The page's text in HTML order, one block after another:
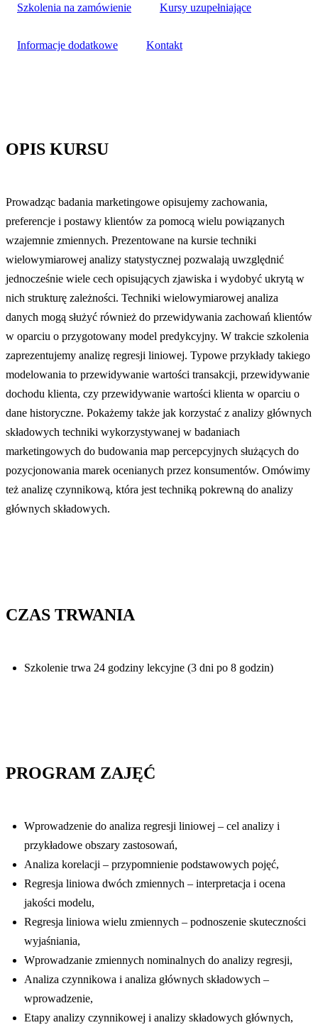
Szkolenia na zamówienie Kursy uzupełniające
Informacje dodatkowe Kontakt
OPIS KURSU
Prowadząc badania marketingowe opisujemy zachowania,
preferencje i postawy klientów za pomocą wielu powiązanych
wzajemnie zmiennych. Prezentowane na kursie techniki
wielowymiarowej analizy statystycznej pozwalają uwzględnić
jednocześnie wiele cech opisujących zjawiska i wydobyć ukrytą w
nich strukturę zależności. Techniki wielowymiarowej analiza
danych mogą służyć również do przewidywania zachowań klientów
w oparciu o przygotowany model predykcyjny. W trakcie szkolenia
zaprezentujemy analizę regresji liniowej. Typowe przykłady takiego
modelowania to przewidywanie wartości transakcji, przewidywanie
dochodu klienta, czy przewidywanie wartości klienta w oparciu o
dane historyczne. Pokażemy także jak korzystać z analizy głównych
składowych techniki wykorzystywanej w badaniach
marketingowych do budowania map percepcyjnych służących do
pozycjonowania marek ocenianych przez konsumentów. Omówimy
też analizę czynnikową, która jest techniką pokrewną do analizy
głównych składowych.
CZAS TRWANIA
Szkolenie trwa 24 godziny lekcyjne (3 dni po 8 godzin)
PROGRAM ZAJĘĆ
Wprowadzenie do analiza regresji liniowej – cel analizy i
przykładowe obszary zastosowań,
Analiza korelacji – przypomnienie podstawowych pojęć,
Regresja liniowa dwóch zmiennych – interpretacja i ocena
jakości modelu,
Regresja liniowa wielu zmiennych – podnoszenie skuteczności
wyjaśniania,
Wprowadzanie zmiennych nominalnych do analizy regresji,
Analiza czynnikowa i analiza głównych składowych –
wprowadzenie,
Etapy analizy czynnikowej i analizy składowych głównych,